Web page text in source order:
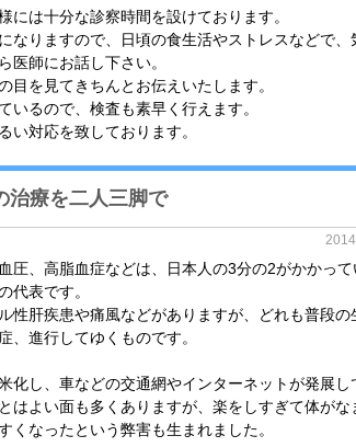
には十分な診察時間を設けております。
なりますので、日頃の食生活やストレスなどで、
医師にお話し下さい。
目を見てきちんとお伝えいたします。
いるので、検査も素早く行えます。
い対応を致しております。
治療を二人三脚で
圧、高脂血症などは、日本人の3分の2がかかっ
代表です。
性肝疾患や痛風などがありますが、どれも普段の
、進行してゆくものです。
化し、車などの交通網やインターネットが発展し
はよい面も多くありますが、楽をしすぎて体がな
くなったという弊害も生まれました。